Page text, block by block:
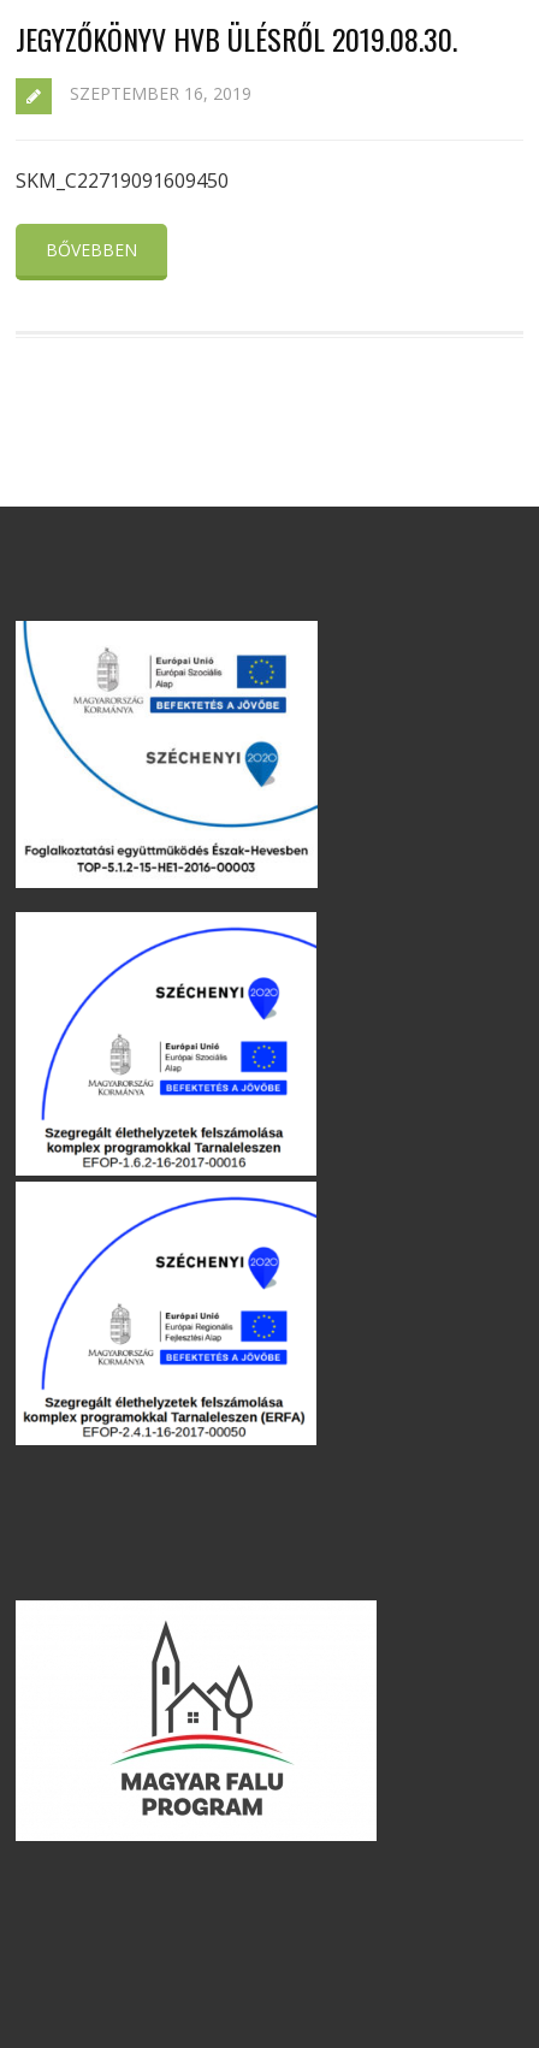
JEGYZŐKÖNYV HVB ÜLÉSRŐL 2019.08.30.
SZEPTEMBER 16, 2019
SKM_C22719091609450
BŐVEBBEN